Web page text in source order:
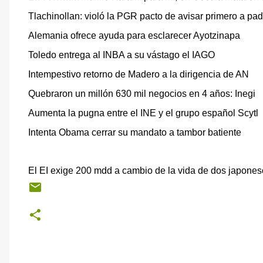
Tlachinollan: violó la PGR pacto de avisar primero a
Alemania ofrece ayuda para esclarecer Ayotzinapa
Toledo entrega al INBA a su vástago el IAGO
Intempestivo retorno de Madero a la dirigencia de AN
Quebraron un millón 630 mil negocios en 4 años: Inegi
Aumenta la pugna entre el INE y el grupo español Scytl
Intenta Obama cerrar su mandato a tambor batiente
El EI exige 200 mdd a cambio de la vida de dos